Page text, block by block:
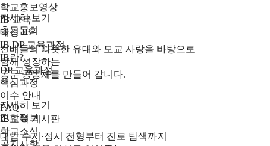
학교홍보영상
IB 교육
대성 IB
IB DP 교육과정
IB란?
DP 교육과정
핵심과정
이수 안내
FAQ
IB교육 게시판
학교소식
공지사항
자세히 보기
총동문회
선배들의 따뜻한 유대와 모교 사랑을 바탕으로
함께 성장하는
동문 공동체를 만들어 갑니다.
자세히 보기
진학정보
대입 수시·정시 전형부터 진로 탐색까지